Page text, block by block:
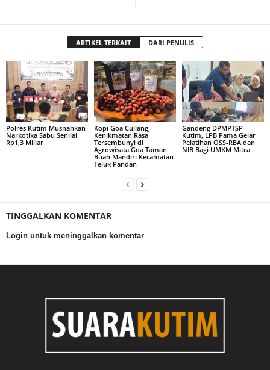
ARTIKEL TERKAIT DARI PENULIS
Polres Kutim Musnahkan
Narkotika Sabu Senilai
Rp1,3 Miliar
Kopi Goa Cullang,
Kenikmatan Rasa
Tersembunyi di
Agrowisata Goa Taman
Buah Mandiri Kecamatan
Teluk Pandan
Gandeng DPMPTSP
Kutim, LPB Pama Gelar
Pelatihan OSS-RBA dan
NIB Bagi UMKM Mitra
TINGGALKAN KOMENTAR
Login untuk meninggalkan komentar